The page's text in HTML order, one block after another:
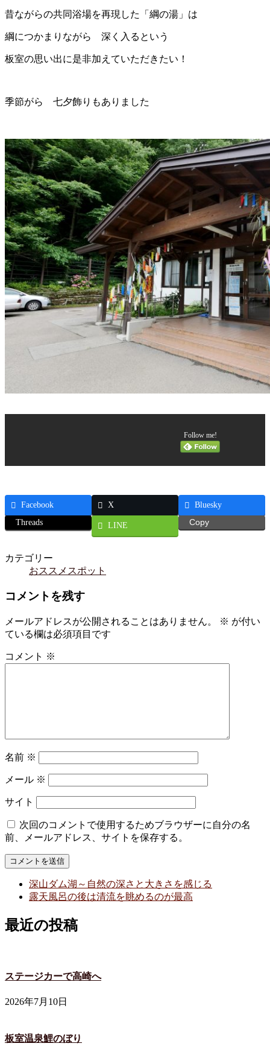
昔ながらの共同浴場を再現した「綱の湯」は
綱につかまりながら 深く入るという
板室の思い出に是非加えていただきたい！
季節がら 七夕飾りもありました
Follow me!
Facebook X
Bluesky
Threads
LINE Copy
カテゴリー
おススメスポット
コメントを残す
メールアドレスが公開されることはありません。 ※ が付い
ている欄は必須項目です
コメント ※
名前 ※
メール ※
サイト
次回のコメントで使用するためブラウザーに自分の名
前、メールアドレス、サイトを保存する。
深山ダム湖～自然の深さと大きさを感じる
露天風呂の後は清流を眺めるのが最高
最近の投稿
ステージカーで高崎へ
2026年7月10日
板室温泉鯉のぼり